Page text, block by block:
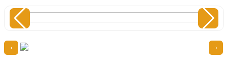
›
‹